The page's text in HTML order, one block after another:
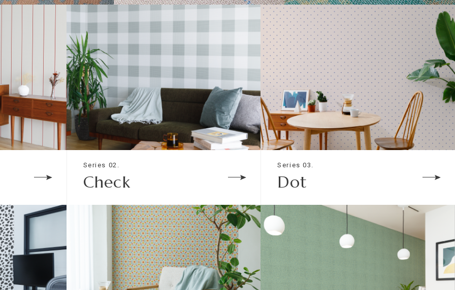
は以下のものになります。
TATTERSALL TONE ON TONE
Series 02.
Check
Series 03.
Dot